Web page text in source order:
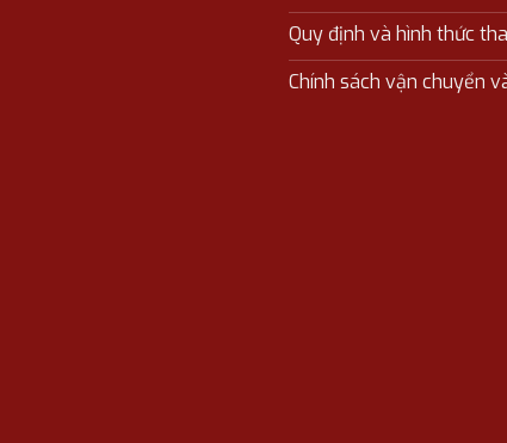
Quy định và hình thức
Chính sách vận chuyển